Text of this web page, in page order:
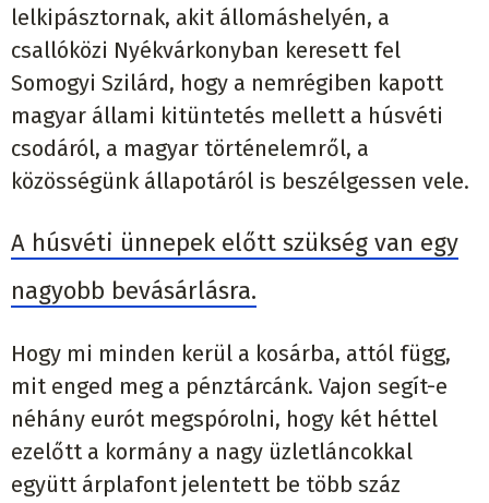
lelkipásztornak, akit állomáshelyén, a
csallóközi Nyékvárkonyban keresett fel
Somogyi Szilárd, hogy a nemrégiben kapott
magyar állami kitüntetés mellett a húsvéti
csodáról, a magyar történelemről, a
közösségünk állapotáról is beszélgessen vele.
A húsvéti ünnepek előtt szükség van egy
nagyobb bevásárlásra.
Hogy mi minden kerül a kosárba, attól függ,
mit enged meg a pénztárcánk. Vajon segít-e
néhány eurót megspórolni, hogy két héttel
ezelőtt a kormány a nagy üzletláncokkal
együtt árplafont jelentett be több száz